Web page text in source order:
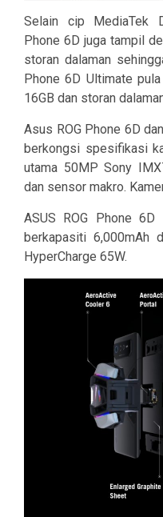
Selain cip MediaTek
Phone 6D juga tampil
storan dalaman
Phone 6D Ultimate
16GB dan storan
Asus ROG Phone 6D
berkongsi spesifikasi
utama 50MP Sony
dan sensor makro.
ASUS ROG Phone
berkapasiti 6,000mAh
HyperCharge 65W.